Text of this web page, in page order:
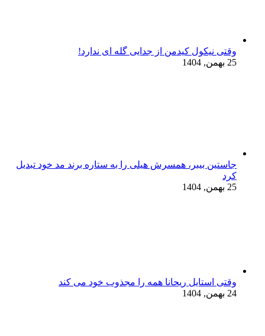
وقتی نیکول کیدمن از جدایی گله ای ندارد!
25 بهمن, 1404
جاستین بیبر، همسرش هیلی را به ستاره برند مد خود تبدیل
کرد
25 بهمن, 1404
وقتی استایل ریحانا همه را مجذوب خود می‌ کند
24 بهمن, 1404